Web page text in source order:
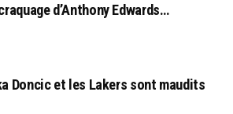
d’Anthony Edwards…
Doncic et les Lakers sont maudits